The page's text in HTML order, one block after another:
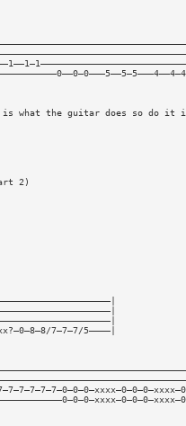
what the guitar does so do it
2)
7—7—7/5————|